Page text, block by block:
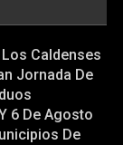
Caldenses
Jornada De
6 De Agosto
De